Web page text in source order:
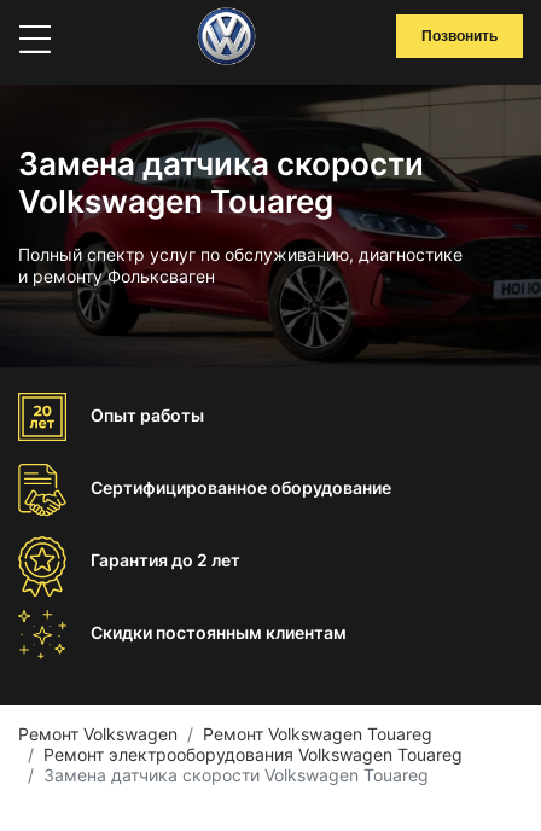
Позвонить
Замена датчика скорости
Volkswagen Touareg
Полный спектр услуг по обслуживанию, диагностике
и ремонту Фольксваген
Опыт работы
Сертифицированноеоборудование
Гарантиядо 2 лет
Скидки постоянным клиентам
Ремонт Volkswagen
Ремонт Volkswagen Touareg
Ремонт электрооборудования Volkswagen Touareg
Замена датчика скорости Volkswagen Touareg